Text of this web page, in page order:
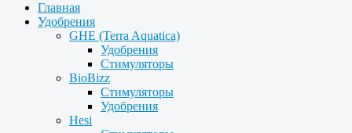
Главная
Удобрения
GHE (Terra Aquatica)
Удобрения
Стимуляторы
BioBizz
Стимуляторы
Удобрения
Hesi